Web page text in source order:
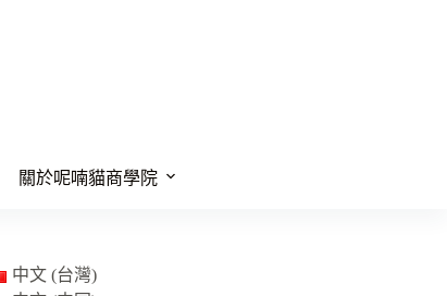
關於呢喃貓商學院
中文 (台灣)